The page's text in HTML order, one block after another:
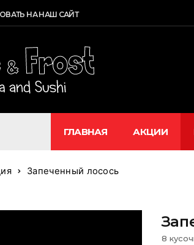
НА НАШ САЙТ
ГЛАВНАЯ АКЦИИ
Запеченный лосось
8